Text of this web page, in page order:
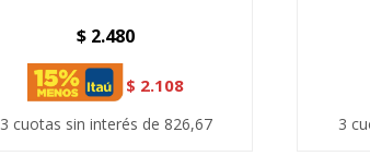
$ 2.480
$ 2.108
3 cuotas sin interés de 826,67 3